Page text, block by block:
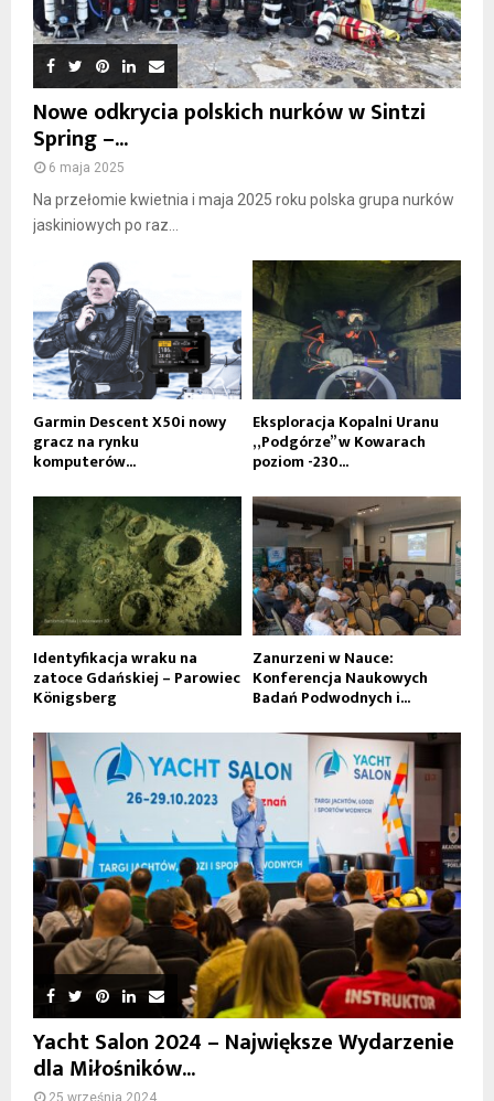
Nowe odkrycia polskich nurków w Sintzi
Spring –...
6 maja 2025
Na przełomie kwietnia i maja 2025 roku polska grupa nurków
jaskiniowych po raz...
Garmin Descent X50i nowy
gracz na rynku
komputerów...
Eksploracja Kopalni Uranu
„Podgórze” w Kowarach
poziom -230...
Identyfikacja wraku na
zatoce Gdańskiej – Parowiec
Königsberg
Zanurzeni w Nauce:
Konferencja Naukowych
Badań Podwodnych i...
Yacht Salon 2024 – Największe Wydarzenie
dla Miłośników...
25 września 2024